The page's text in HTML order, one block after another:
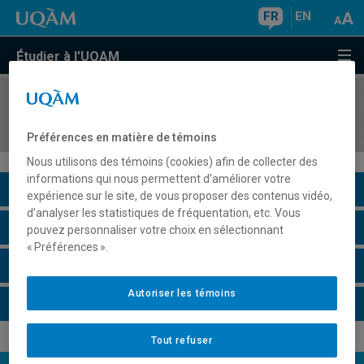
FR EN
Étudier à l'UQAM
COURS//
Description du cours
Horaire - Été 2026
Préférences en matière de témoins
Nous utilisons des témoins (cookies) afin de collecter des
informations qui nous permettent d’améliorer votre
expérience sur le site, de vous proposer des contenus vidéo,
d’analyser les statistiques de fréquentation, etc. Vous
pouvez personnaliser votre choix en sélectionnant
« Préférences ».
Tout refuser
Autoriser les témoins